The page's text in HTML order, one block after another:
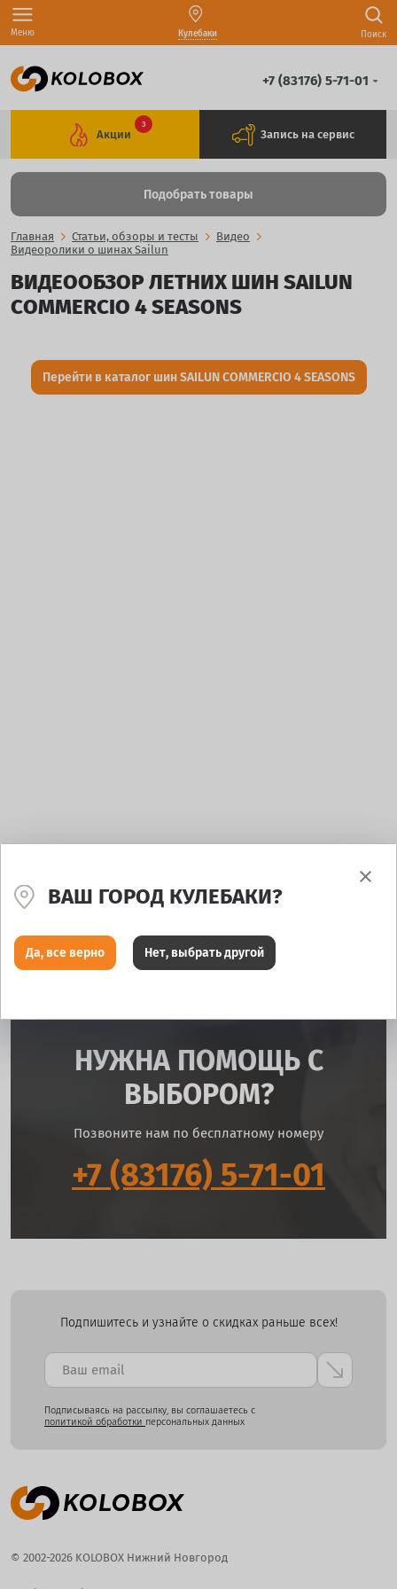
Меню Кулебаки Поиск
+7 (83176) 5-71-01
Акции
3
Запись на сервис
Подобрать товары
Главная Статьи, обзоры и тесты
Видео
Видеоролики о шинах Sailun
ВИДЕООБЗОР ЛЕТНИХ ШИН SAILUN
COMMERCIO 4 SEASONS
Перейти в каталог шин SAILUN COMMERCIO 4 SEASONS
НУЖНА ПОМОЩЬ С
ВЫБОРОМ?
Позвоните нам по бесплатному номеру
+7 (83176) 5-71-01
Подпишитесь и узнайте о скидках раньше всех!
Подписываясь на рассылку, вы соглашаетесь с
политикой обработки персональных данных
© 2002-2026 KOLOBOX Нижний Новгород
ВАШ ГОРОД КУЛЕБАКИ?
Да, все верно Нет, выбрать другой